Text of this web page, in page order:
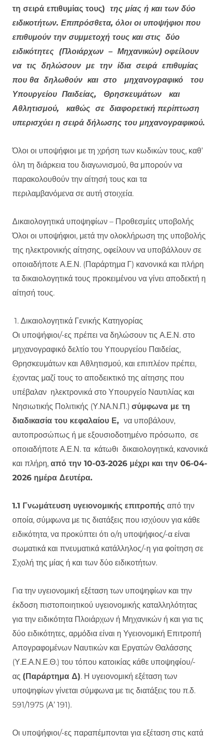
τη σειρά επιθυμίας τους) της μίας ή και των δύο
ειδικοτήτων. Επιπρόσθετα, όλοι οι υποψήφιοι που
επιθυμούν την συμμετοχή τους και στις δύο
ειδικότητες (Πλοιάρχων – Μηχανικών) οφείλουν
να τις δηλώσουν με την ίδια σειρά επιθυμίας
που θα δηλωθούν και στο μηχανογραφικό του
Υπουργείου Παιδείας, Θρησκευμάτων και
Αθλητισμού, καθώς σε διαφορετική περίπτωση
υπερισχύει η σειρά δήλωσης του μηχανογραφικού.
Όλοι οι υποψήφιοι με τη χρήση των κωδικών τους, καθ’
όλη τη διάρκεια του διαγωνισμού, θα μπορούν να
παρακολουθούν την αίτησή τους και τα
περιλαμβανόμενα σε αυτή στοιχεία.
Δικαιολογητικά υποψηφίων – Προθεσμίες υποβολής
Όλοι οι υποψήφιοι, μετά την ολοκλήρωση της υποβολής
της ηλεκτρονικής αίτησης, οφείλουν να υποβάλλουν σε
οποιαδήποτε Α.Ε.Ν. (Παράρτημα Γ) κανονικά και πλήρη
τα δικαιολογητικά τους προκειμένου να γίνει αποδεκτή η
αίτησή τους.
1. Δικαιολογητικά Γενικής Κατηγορίας
Οι υποψήφιοι/-ες πρέπει να δηλώσουν τις Α.Ε.Ν. στο
μηχανογραφικό δελτίο του Υπουργείου Παιδείας,
Θρησκευμάτων και Αθλητισμού, και επιπλέον πρέπει,
έχοντας μαζί τους το αποδεικτικό της αίτησης που
υπέβαλαν ηλεκτρονικά στο Υπουργείο Ναυτιλίας και
Νησιωτικής Πολιτικής (Υ.ΝΑ.Ν.Π.) σύμφωνα με τη
διαδικασία του κεφαλαίου Ε, να υποβάλουν,
αυτοπροσώπως ή με εξουσιοδοτημένο πρόσωπο, σε
οποιαδήποτε Α.Ε.Ν. τα κάτωθι δικαιολογητικά, κανονικά
και πλήρη, από την 10-03-2026 μέχρι και την 06-04-
2026 ημέρα Δευτέρα.
1.1 Γνωμάτευση υγειονομικής επιτροπής από την
οποία, σύμφωνα με τις διατάξεις που ισχύουν για κάθε
ειδικότητα, να προκύπτει ότι ο/η υποψήφιος/-α είναι
σωματικά και πνευματικά κατάλληλος/-η για φοίτηση σε
Σχολή της μίας ή και των δύο ειδικοτήτων.
Για την υγειονομική εξέταση των υποψηφίων και την
έκδοση πιστοποιητικού υγειονομικής καταλληλότητας
για την ειδικότητα Πλοιάρχων ή Μηχανικών ή και για τις
δύο ειδικότητες, αρμόδια είναι η Υγειονομική Επιτροπή
Απογραφομένων Ναυτικών και Εργατών Θαλάσσης
(Υ.Ε.Α.Ν.Ε.Θ.) του τόπου κατοικίας κάθε υποψηφίου/-
ας (Παράρτημα Δ). Η υγειονομική εξέταση των
υποψηφίων γίνεται σύμφωνα με τις διατάξεις του π.δ.
591/1975 (Α’ 191).
Οι υποψήφιοι/-ες παραπέμπονται για εξέταση στις κατά